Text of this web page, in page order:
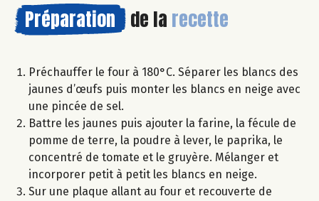
Préparation de la recette
Préchauffer le four à 180°C. Séparer les blancs des
jaunes d’œufs puis monter les blancs en neige avec
une pincée de sel.
Battre les jaunes puis ajouter la farine, la fécule de
pomme de terre, la poudre à lever, le paprika, le
concentré de tomate et le gruyère. Mélanger et
incorporer petit à petit les blancs en neige.
Sur une plaque allant au four et recouverte de